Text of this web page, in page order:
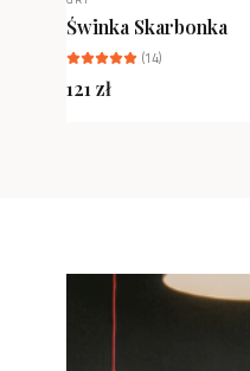
Świnka Skarbonka
(14)
121 zł